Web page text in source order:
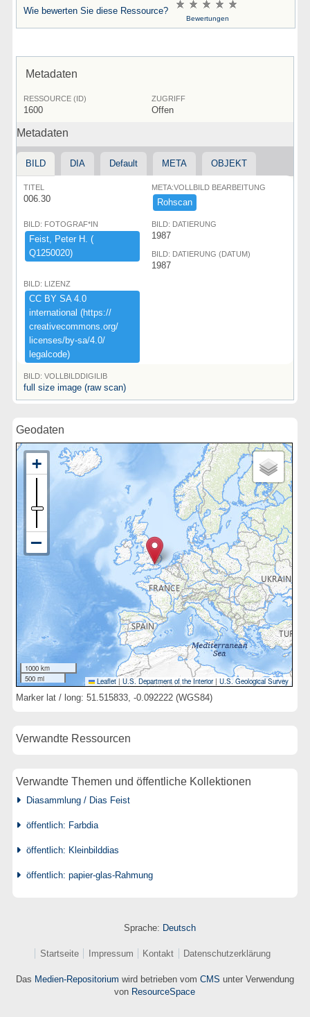
Wie bewerten Sie diese Ressource?
Bewertungen
Metadaten
RESSOURCE (ID)
1600
ZUGRIFF
Offen
Metadaten
BILD DIA Default META OBJEKT
TITEL
006.30
META:VOLLBILD BEARBEITUNG
Rohscan
BILD: FOTOGRAF*IN
Feist,​ ​Peter ​H.​ ​(​
Q1250020)​
BILD: DATIERUNG
1987
BILD: DATIERUNG (DATUM)
1987
BILD: LIZENZ
CC ​BY ​SA ​4.​0 ​
international ​(​https:​/​/​
creativecommons.​org/​
licenses/​by-​sa/​4.​0/​
legalcode)​
BILD: VOLLBILDDIGILIB
full size image (raw scan)
Geodaten
1000 km
500 mi
Leaflet | U.S. Department of the Interior|U.S. Geological Survey
Marker lat / long: 51.515833, -0.092222 (WGS84)
Verwandte Ressourcen
Verwandte Themen und öffentliche Kollektionen
Diasammlung / Dias Feist
öffentlich: Farbdia
öffentlich: Kleinbilddias
öffentlich: papier-glas-Rahmung
Sprache: Deutsch
Startseite Impressum Kontakt Datenschutzerklärung
Das Medien-Repositorium wird betrieben vom CMS unter Verwendung
von ResourceSpace